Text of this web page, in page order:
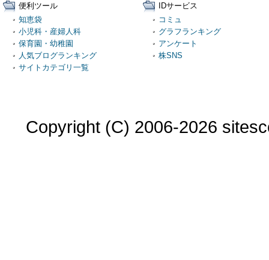
便利ツール
知恵袋
小児科・産婦人科
保育園・幼稚園
人気ブログランキング
サイトカテゴリ一覧
IDサービス
コミュ
グラフランキング
アンケート
株SNS
Copyright (C) 2006-2026